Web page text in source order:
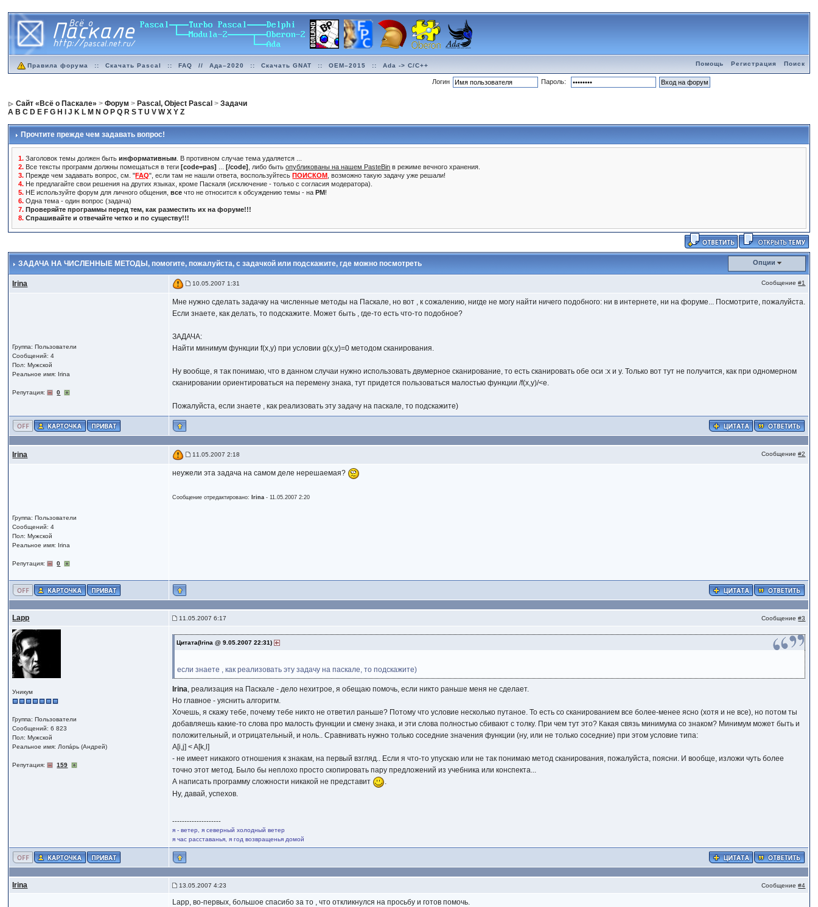
Правила форума :: Скачать Pascal :: FAQ // Ада–2020 :: Скачать GNAT :: OEM–2015 :: Ada -> C/C++ Помощь Регистрация Поиск
Логин Пароль:
Сайт «Всё о Паскале» >Форум > Pascal, Object Pascal >Задачи
A B C D E F G H J K L M N O P Q R S T U V W X Y Z
Прочтите прежде чем задавать вопрос!
1. Заголовок темы должен бытьинформативным . В противном случае тема удаляется ...
2. Все тексты программ должны помещаться в теги[code=pas] ...[/code] , либо бытьопубликованы на нашем PasteBin в режиме вечного хранения.
3. Прежде чем задавать вопрос, см. "FAQ", если там не нашли ответа, воспользуйтесьПОИСКОМ , возможно такую задачу уже решали!
4. Не предлагайте свои решения на других языках, кроме Паскаля (исключение - только с согласия модератора).
5. НЕ используйте форум для личного общения,все что не относится к обсуждению темы - наPM!
6. Одна тема - один вопрос (задача)
7. Проверяйте программы перед тем, как разместить их на форуме!!!
8. Спрашивайте и отвечайте четко и по существу!!!
ЗАДАЧА НА ЧИСЛЕННЫЕ МЕТОДЫ, помогите, пожалуйста, с задачкой или подскажите, где можно посмотреть Опции
Irina 10.05.2007 1:31 Сообщение#1
Группа: Пользователи
Сообщений: 4
Пол: Мужской
Реальное имя: Irina
Репутация: 0
Мне нужно сделать задачку на численные методы на Паскале, но вот , к сожалению, нигде не могу найти ничего подобного: ни в интернете, ни на форуме... Посмотрите, пожалуйста.
Если знаете, как делать, то подскажите. Может быть , где-то есть что-то подобное?
ЗАДАЧА:
Найти минимум функции f(x,y) при условии g(x,y)=0 методом сканирования.
Ну вообще, я так понимаю, что в данном случаи нужно использовать двумерное сканирование, то есть сканировать обе оси :х и у. Только вот тут не получится, как при одномерном
сканировании ориентироваться на перемену знака, тут придется пользоваться малостью функции /f(x,y)/<e.
Пожалуйста, если знаете , как реализовать эту задачу на паскале, то подскажите)
Irina 11.05.2007 2:18 Сообщение#2
Группа: Пользователи
Сообщений: 4
Пол: Мужской
Реальное имя: Irina
Репутация: 0
неужели эта задача на самом деле нерешаемая?
Сообщение отредактировано: Irina -11.05.2007 2:20
Lapp 11.05.2007 6:17 Сообщение#3
Уникум
Группа: Пользователи
Сообщений: 6 823
Пол: Мужской
Реальное имя: Лопáрь (Андрей)
Репутация: 159
Цитата(Irina @ 9.05.2007 22:31)
если знаете , как реализовать эту задачу на паскале, то подскажите)
Irina, реализация на Паскале - дело нехитрое, я обещаю помочь, если никто раньше меня не сделает.
Но главное - уяснить алгоритм.
Хочешь, я скажу тебе, почему тебе никто не ответил раньше? Потому что условие несколько путаное. То есть со сканированием все более-менее ясно (хотя и не все), но потом ты
добавляешь какие-то слова про малость функции и смену знака, и эти слова полностью сбивают с толку. При чем тут это? Какая связь минимума со знаком? Минимум может быть и
положительный, и отрицательный, и ноль.. Сравнивать нужно только соседние значения функции (ну, или не только соседние) при этом условие типа:
A[i,j] < A[k,l]
- не имеет никакого отношения к знакам, на первый взгляд.. Если я что-то упускаю или не так понимаю метод сканирования, пожалуйста, поясни. И вообще, изложи чуть более
точно этот метод. Было бы неплохо просто скопировать пару предложений из учебника или конспекта...
А написать программу сложности никакой не представит
.
Ну, давай, успехов.
--------------------
я - ветер, я северный холодный ветер
я час расставанья, я год возвращенья домой
Irina 13.05.2007 4:23 Сообщение#4
Lapp, во-первых, большое спасибо за то , что откликнулся на просьбу и готов помочь.